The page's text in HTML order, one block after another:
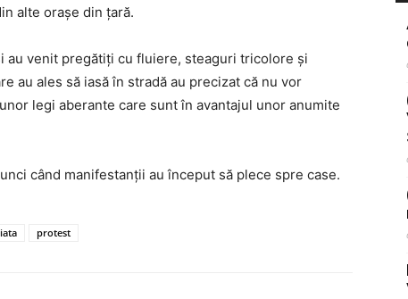
alte orașe din țară.
au venit pregătiți cu fluiere, steaguri tricolore și
au ales să iasă în stradă au precizat că nu vor
legi aberante care sunt în avantajul unor anumite
când manifestanții au început să plece spre case.
protest